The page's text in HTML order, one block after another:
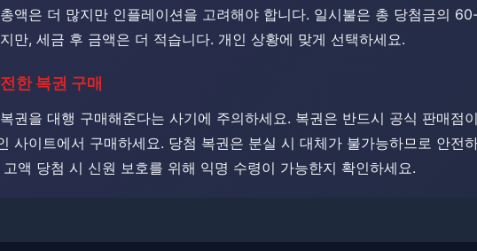
액은 더 많지만 인플레이션을 고려해야 합니다. 일시불은 총 당첨금의
만, 세금 후 금액은 더 적습니다. 개인 상황에 맞게 선택하세요.
한 복권 구매
권을 대행 구매해준다는 사기에 주의하세요. 복권은 반드시 공식 판매점
사이트에서 구매하세요. ​​당첨 복권은 분실 시 대체가 불가능하므로 안전
고액 당첨 시 신원 보호를 위해 익명 수령이 가능한지 확인하세요.